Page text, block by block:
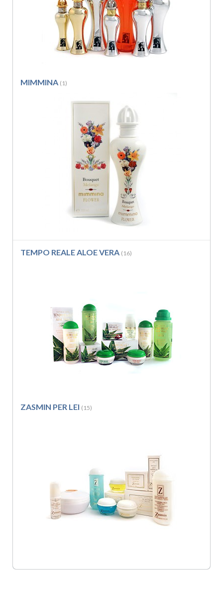
MIMMINA (1)
TEMPO REALE ALOE VERA (16)
ZASMIN PER LEI (15)